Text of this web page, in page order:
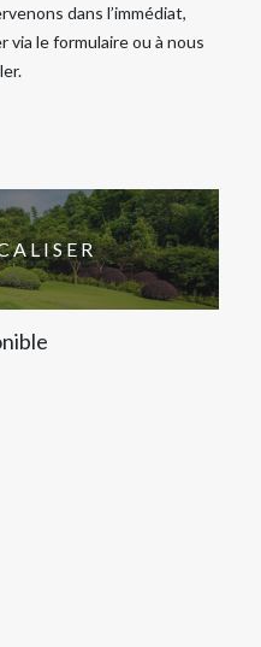
dans l’immédiat,
via le formulaire ou à nous